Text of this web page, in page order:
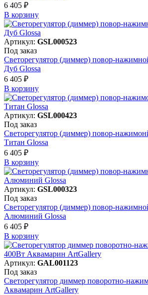
6 405 ₽
В корзинy
Артикул: GSL000523
Под заказ
Светорегулятор (диммер) повор-
Дуб Glossa
6 405 ₽
В корзинy
Артикул: GSL000423
Под заказ
Светорегулятор (диммер) повор-
Титан Glossa
6 405 ₽
В корзинy
Артикул: GSL000323
Под заказ
Светорегулятор (диммер) повор-
Алюминий Glossa
6 405 ₽
В корзинy
Артикул: GAL001123
Под заказ
Светорегулятор диммер поворотно-
Аквамарин ArtGallery